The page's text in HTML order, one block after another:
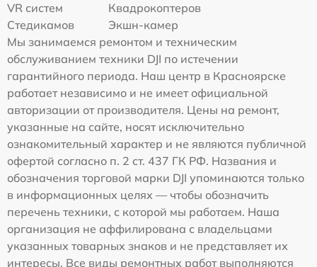
VR систем
Квадрокоптеров
Стедикамов
Экшн-камер
Мы занимаемся ремонтом и техническим
обслуживанием техники DJI по истечении
гарантийного периода. Наш центр в Красноярске
работает независимо и не имеет официальной
авторизации от производителя. Цены на ремонт,
указанные на сайте, носят исключительно
ознакомительный характер и не являются публичной
офертой согласно п. 2 ст. 437 ГК РФ. Названия и
обозначения торговой марки DJI упоминаются только
в информационных целях — чтобы обозначить
перечень техники, с которой мы работаем. Наша
организация не аффилирована с владельцами
указанных товарных знаков и не представляет их
интересы. Все виды ремонтных работ выполняются